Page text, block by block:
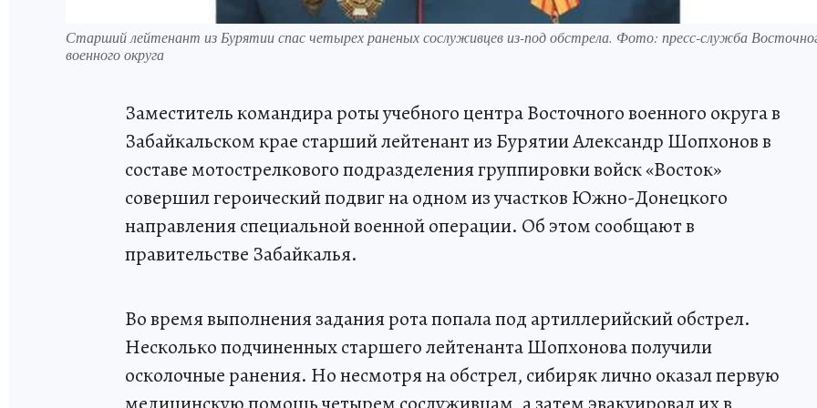
Старший лейтенант из Бурятии спас четырех раненых сослуживцев из-под обстрела. Фото: пресс-служба
военного округа
Заместитель командира роты учебного центра Восточного военного округа в
Забайкальском крае старший лейтенант из Бурятии Александр Шопхонов в
составе мотострелкового подразделения группировки войск «Восток»
совершил героический подвиг на одном из участков Южно-Донецкого
направления специальной военной операции. Об этом сообщают в
правительстве Забайкалья.
Во время выполнения задания рота попала под артиллерийский обстрел.
Несколько подчиненных старшего лейтенанта Шопхонова получили
осколочные ранения. Но несмотря на обстрел, сибиряк лично оказал первую